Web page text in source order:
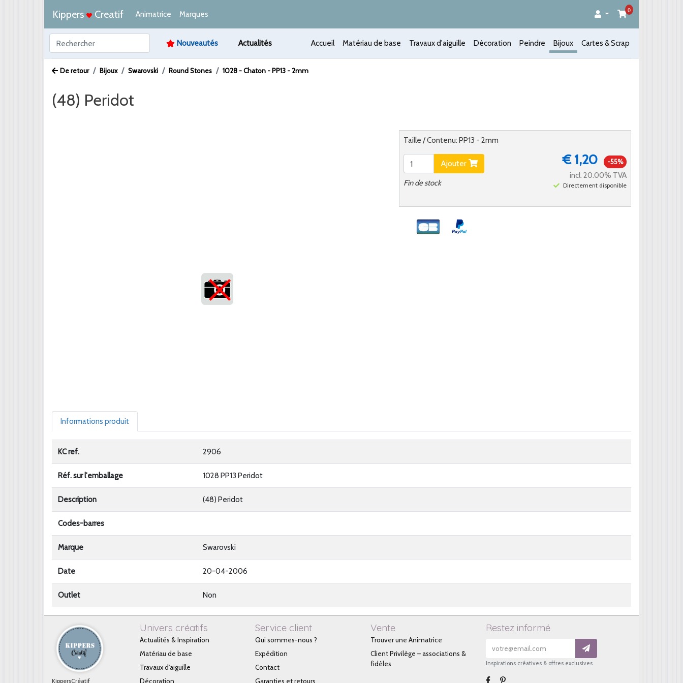
Kippers Creatif Animatrice Marques 0
Nouveautés Actualités Accueil Matériau de base Travaux d'aiguille Décoration Peindre Bijoux Cartes & Scrap
De retour Bijoux Swarovski Round Stones 1028 - Chaton - PP13 - 2mm
(48) Peridot
Taille / Contenu: PP13 - 2mm
Ajouter
Fin de stock
€ 1,20 -55%
incl. 20.00% TVA
Directement disponible
Informations produit
KC ref. 2906
Réf. sur l'emballage 1028 PP13 Peridot
Description (48) Peridot
Codes-barres
Marque Swarovski
Date 20-04-2006
Outlet Non
KippersCréatif
Univers créatifs
Actualités & Inspiration
Matériau de base
Travaux d'aiguille
Décoration
Service client
Qui sommes-nous ?
Expédition
Contact
Garanties et retours
Vente
Trouver une Animatrice
Client Privilège – associations &
fidèles
Restez informé
Inspirations créatives & offres exclusives